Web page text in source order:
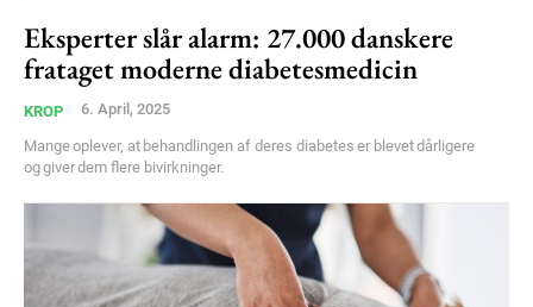
Gratis
Praesent euismod ac
Ut mollis pellentesque tortor
Nullam eu erat condimentum
Eksperter slår alarm: 27.000 danskere
frataget moderne diabetesmedicin
KROP 6. April, 2025
Mange oplever, at behandlingen af deres diabetes er blevet dårligere
og giver dem flere bivirkninger.